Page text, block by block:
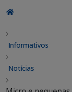
Informativos
Notícias